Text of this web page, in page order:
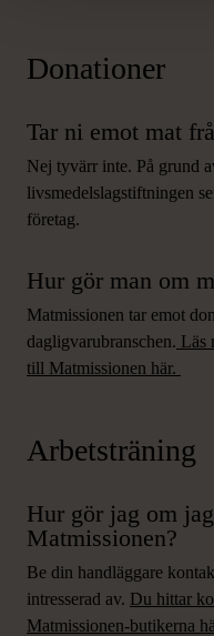
Donationer
Tar ni emot mat
Nej tyvärr inte. På grund
livsmedelslagstiftningen
företag.
Hur gör man om
Matmissionen tar emot
dagligvarubranschen. Läs
till Matmissionen här.
Arbetsträning
Hur gör jag om
Matmissionen?
Be din handläggare
intresserad av. Du hittar
Matmissionen-butikerna